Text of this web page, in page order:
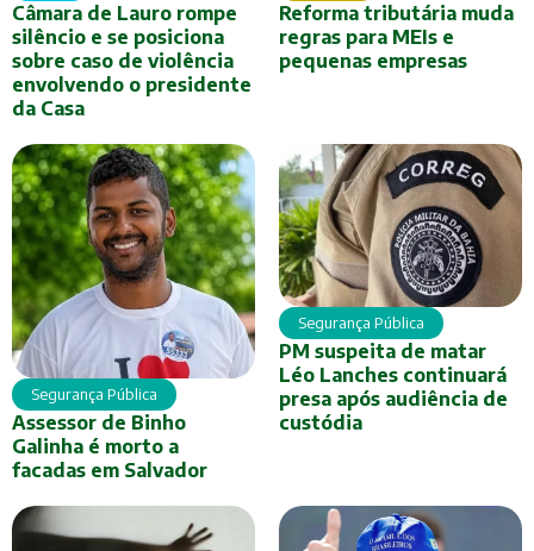
Câmara de Lauro rompe
silêncio e se posiciona
sobre caso de violência
envolvendo o presidente
da Casa
Reforma tributária muda
regras para MEIs e
pequenas empresas
Segurança Pública
Assessor de Binho
Galinha é morto a
facadas em Salvador
Segurança Pública
PM suspeita de matar
Léo Lanches continuará
presa após audiência de
custódia